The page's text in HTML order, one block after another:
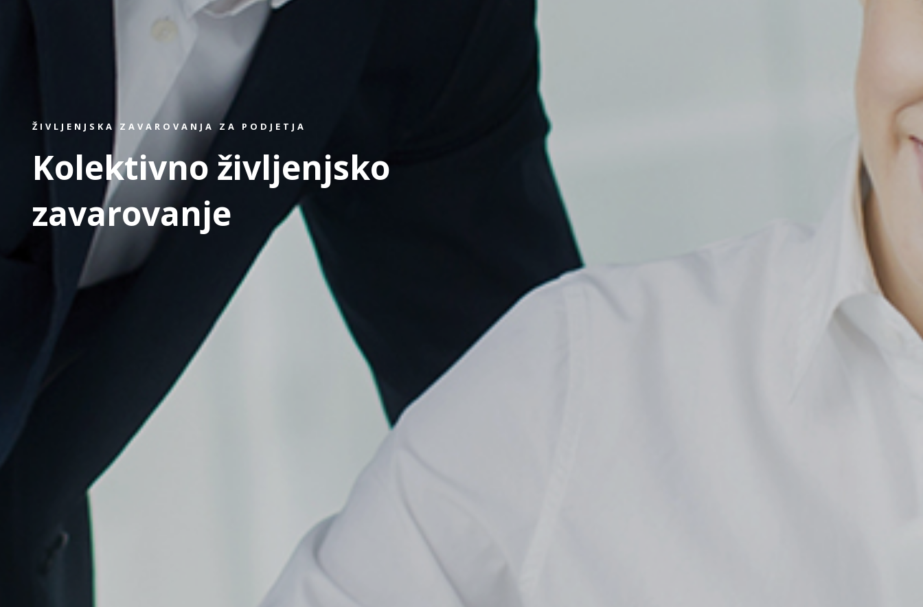
ŽIVLJENJSKA ZAVAROVANJA ZA PODJETJA
Kolektivno življenjsko
zavarovanje